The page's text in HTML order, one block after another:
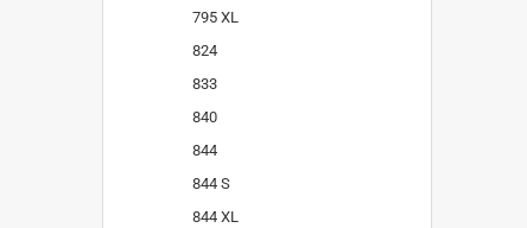
795 XL
824
833
840
844
844 S
844 XL